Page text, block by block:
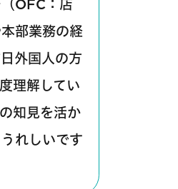
（OFC：店
部業務の経
外国人の方
理解してい
知見を活か
れしいです